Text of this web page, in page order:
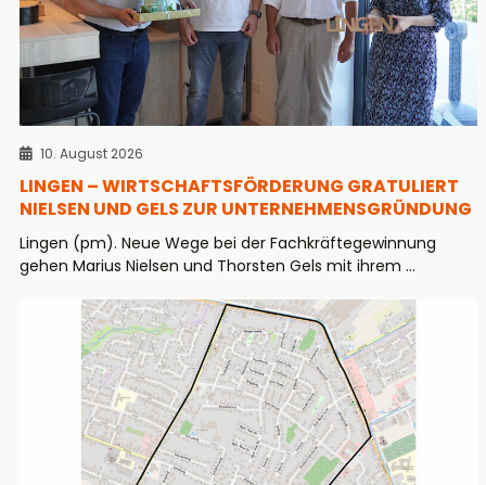
10. August 2026
LINGEN – WIRTSCHAFTSFÖRDERUNG GRATULIERT
NIELSEN UND GELS ZUR UNTERNEHMENSGRÜNDUNG
Lingen (pm). Neue Wege bei der Fachkräftegewinnung
gehen Marius Nielsen und Thorsten Gels mit ihrem ...